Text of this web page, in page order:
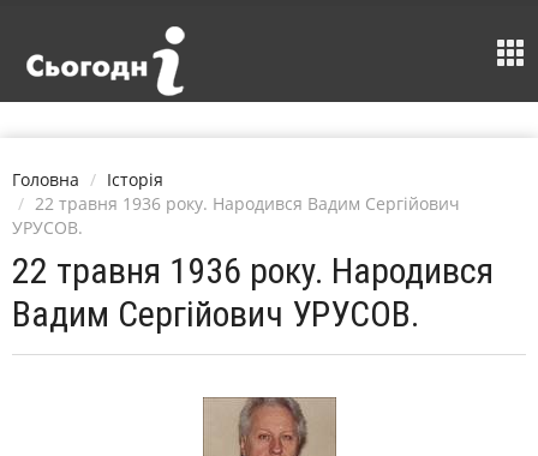
Головна
Історія
22 травня 1936 року. Народився Вадим Сергійович
УРУСОВ.
22 травня 1936 року. Народився
Вадим Сергійович УРУСОВ.